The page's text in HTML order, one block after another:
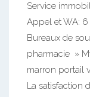
Service
Appel et WA:
Bureaux de
pharmacie »
marron portail
La satisfaction